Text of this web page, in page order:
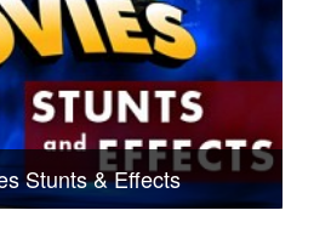
Stunts & Effects